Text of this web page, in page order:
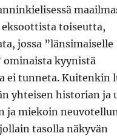
eksoottista toiseutta,
jossa ”länsimaiselle
ominaista kyynistä
ei tunneta. Kuitenkin
yhteisen historian ja
ja miekoin
tasolla näkyvän